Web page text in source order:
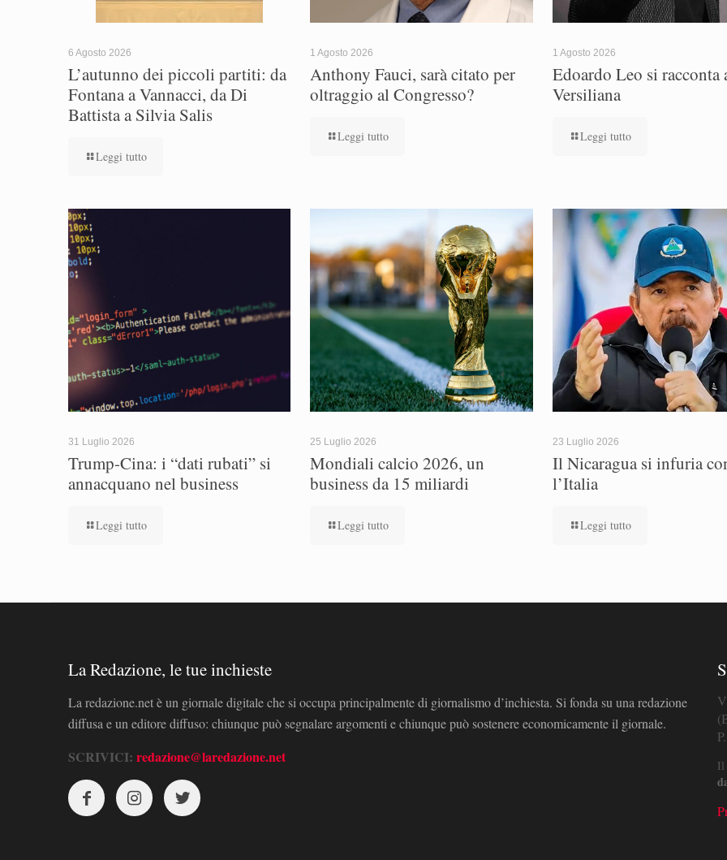
6 Agosto 2026
L’autunno dei piccoli partiti: da
Fontana a Vannacci, da Di
Battista a Silvia Salis
Leggi tutto
1 Agosto 2026
Anthony Fauci, sarà citato per
oltraggio al Congresso?
Leggi tutto
1 Agosto 2026
Edoardo Leo si racconta
Versiliana
Leggi tutto
31 Luglio 2026
Trump-Cina: i “dati rubati” si
annacquano nel business
Leggi tutto
25 Luglio 2026
Mondiali calcio 2026, un
business da 15 miliardi
Leggi tutto
23 Luglio 2026
Il Nicaragua si infuria
l’Italia
Leggi tutto
La Redazione, le tue inchieste
La redazione.net è un giornale digitale che si occupa principalmente di giornalismo d’inchiesta. Si fonda su una redazione
diffusa e un editore diffuso: chiunque può segnalare argomenti e chiunque può sostenere economicamente il giornale.
SCRIVICI: redazione@laredazione.net Il